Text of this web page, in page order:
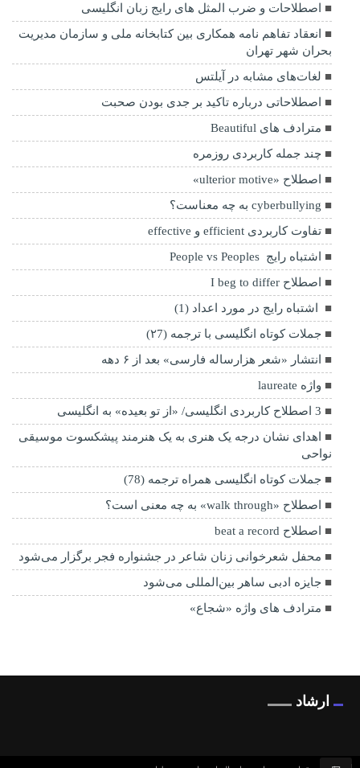
اصطلاحات و ضرب المثل های رایج زبان انگلیسی
انعقاد تفاهم نامه همکاری بین کتابخانه ملی و سازمان مدیریت
بحران شهر تهران
لغات‌های مشابه در آیلتس
اصطلاحاتی درباره تاکید بر جدی بودن صحبت
مترادف های Beautiful
چند جمله کاربردی روزمره
اصطلاح «ulterior motive»
cyberbullying به چه معناست؟
تفاوت کاربردی efficient و effective
اشتباه رایج People vs Peoples
اصطلاح I beg to differ
اشتباه رایج در مورد اعداد (1)
جملات کوتاه انگلیسی با ترجمه (۲7)
انتشار «شعر هزارساله فارسی» بعد از ۶ دهه
واژه laureate
3 اصطلاح کاربردی انگلیسی/ «از تو بعیده» به انگلیسی
اهدای نشان درجه یک هنری به یک هنرمند پیشکسوت موسیقی
نواحی
جملات کوتاه انگلیسی همراه ترجمه (78)
اصطلاح «walk through» به چه معنی است؟
اصطلاح beat a record
محفل شعرخوانی زنان شاعر در جشنواره فجر برگزار می‌شود
جایزه ادبی ساهر بین‌المللی می‌شود
مترادف های واژه «شجاع»
ارشاد